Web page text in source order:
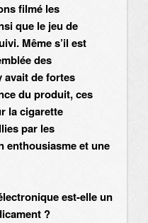
filmé les
que le jeu de
Même s’il est
des
avait de fortes
du produit, ces
la cigarette
par les
enthousiasme et une
est-elle un
?